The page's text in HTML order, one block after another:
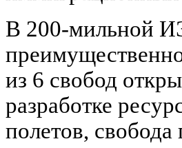
В 200-мильной
из 6 свобод
разработке
полетов,